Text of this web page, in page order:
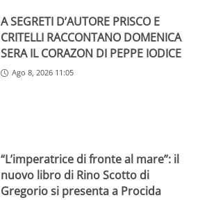
A SEGRETI D’AUTORE PRISCO E
CRITELLI RACCONTANO DOMENICA
SERA IL CORAZON DI PEPPE IODICE
Ago 8, 2026 11:05
“L’imperatrice di fronte al mare”: il
nuovo libro di Rino Scotto di
Gregorio si presenta a Procida